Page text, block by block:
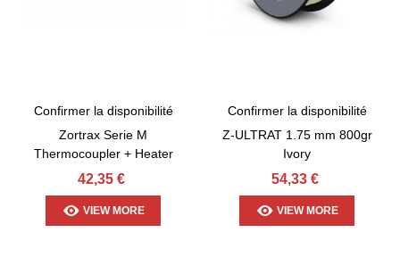
Confirmer la disponibilité
Zortrax Serie M
Thermocoupler + Heater
42,35 €
VIEW MORE
Confirmer la disponibilité
Z-ULTRAT 1.75 mm 800gr
Ivory
54,33 €
VIEW MORE